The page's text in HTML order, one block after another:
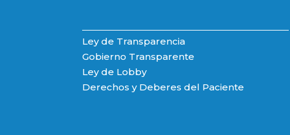
Ley de Transparencia
Gobierno Transparente
Ley de Lobby
Derechos y Deberes del Paciente